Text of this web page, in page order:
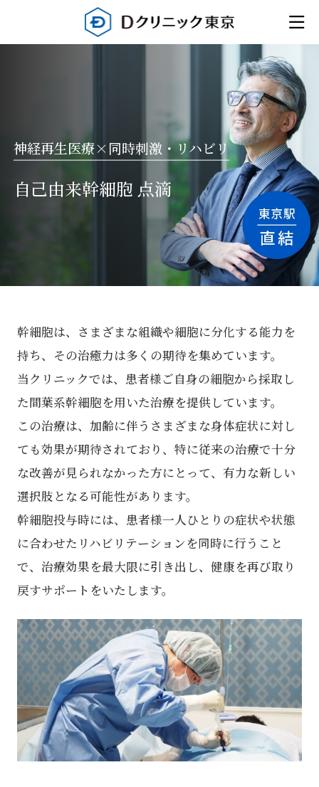
神経再生医療×同時刺激・リハビリ
自己由来幹細胞 点滴
幹細胞は、さまざまな組織や細胞に分化する能力を
持ち、その治癒力は多くの期待を集めています。
当クリニックでは、患者様ご自身の細胞から採取し
た間葉系幹細胞を用いた治療を提供しています。
この治療は、加齢に伴うさまざまな身体症状に対し
ても効果が期待されており、特に従来の治療で十分
な改善が見られなかった方にとって、有力な新しい
選択肢となる可能性があります。
幹細胞投与時には、患者様一人ひとりの症状や状態
に合わせたリハビリテーションを同時に行うこと
で、治療効果を最大限に引き出し、健康を再び取り
戻すサポートをいたします。